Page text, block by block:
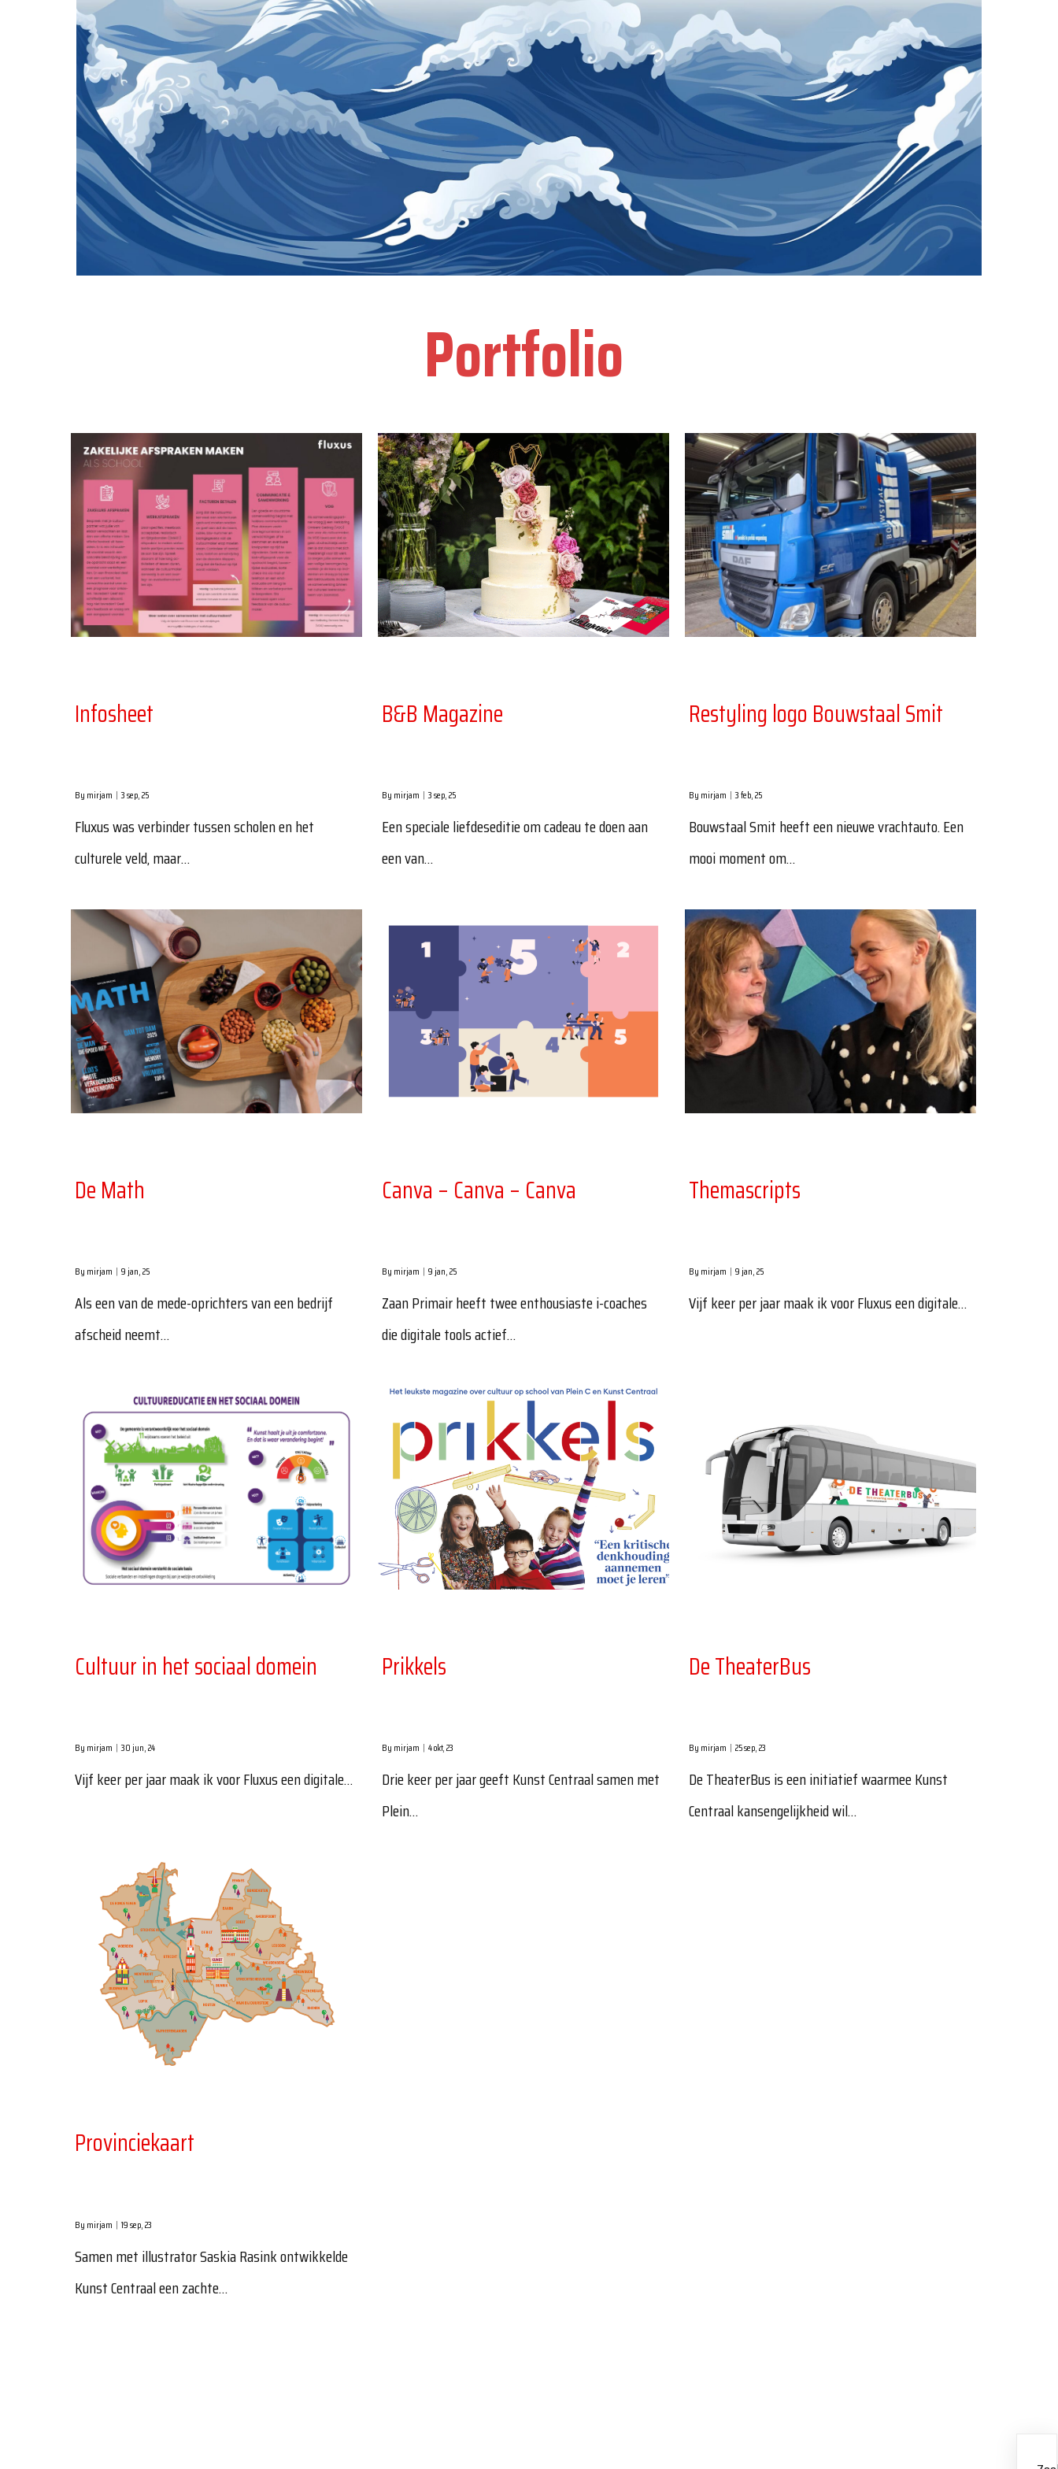
Portfolio
Infosheet
By mirjam | 3sep, 25
Fluxus was verbinder tussen scholen en het
culturele veld, maar…
B&B Magazine
By mirjam | 3sep, 25
Een speciale liefdeseditie om cadeau te doen aan
een van…
Restyling logo Bouwstaal Smit
By mirjam | 3feb, 25
Bouwstaal Smit heeft een nieuwe vrachtauto. Een
mooi moment om…
De Math
By mirjam | 9 jan, 25
Als een van de mede-oprichters van een bedrijf
afscheid neemt…
Canva – Canva – Canva
By mirjam | 9 jan, 25
Zaan Primair heeft twee enthousiaste i-coaches
die digitale tools actief…
Themascripts
By mirjam | 9 jan, 25
Vijf keer per jaar maak ik voor Fluxus een digitale…
Cultuur in het sociaal domein
By mirjam | 30 jun, 24
Vijf keer per jaar maak ik voor Fluxus een digitale…
Prikkels
By mirjam | 4okt, 23
Drie keer per jaar geeft Kunst Centraal samen met
Plein…
De TheaterBus
By mirjam | 25sep, 23
De TheaterBus is een initiatief waarmee Kunst
Centraal kansengelijkheid wil…
Provinciekaart
By mirjam | 19sep, 23
Samen met illustrator Saskia Rasink ontwikkelde
Kunst Centraal een zachte…